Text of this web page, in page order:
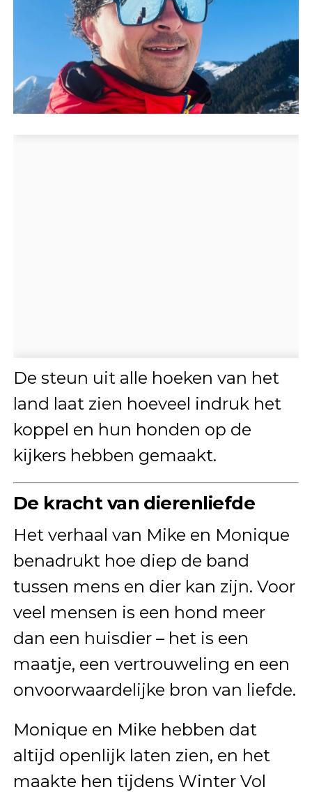
De steun uit alle hoeken van het
land laat zien hoeveel indruk het
koppel en hun honden op de
kijkers hebben gemaakt.
De kracht van dierenliefde
Het verhaal van Mike en Monique
benadrukt hoe diep de band
tussen mens en dier kan zijn. Voor
veel mensen is een hond meer
dan een huisdier – het is een
maatje, een vertrouweling en een
onvoorwaardelijke bron van liefde.
Monique en Mike hebben dat
altijd openlijk laten zien, en het
maakte hen tijdens Winter Vol